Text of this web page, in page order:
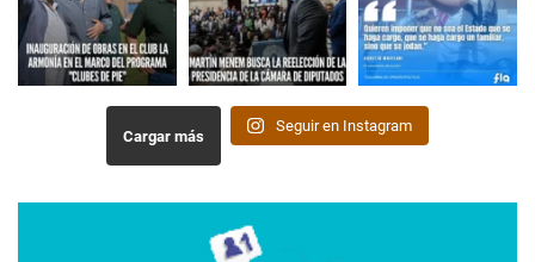
Cargar más
Seguir en Instagram